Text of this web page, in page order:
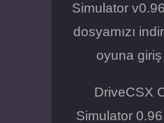
Simulator
dosyamızı
oyuna giriş
DriveCSX
Simulator